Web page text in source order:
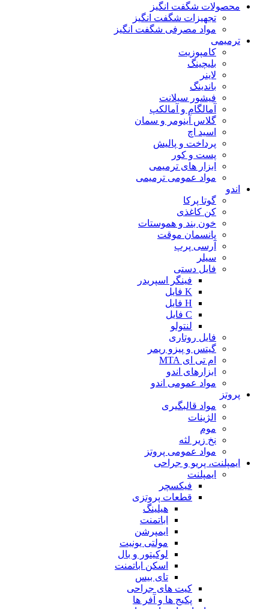
محصولات شگفت انگیز
تجهیزات شگفت انگیز
مواد مصرفی شگفت انگیز
ترمیمی
کامپوزیت
بلیچینگ
لاینر
باندینگ
فیشور سیلانت
آمالگام و آمالکپ
گلاس آینومر و سمان
اسید اچ
پرداخت و پالیش
پست و کور
ابزار های ترمیمی
مواد عمومی ترمیمی
اندو
گوتا پرکا
کن کاغذی
خون بند و هموستات
پانسمان موقت
آرسی پرپ
سیلر
فایل دستی
فینگر اسپریدر
K فایل
H فایل
C فایل
لنتولو
فایل روتاری
گیتس و پیزو ریمر
ام تی ای MTA
ابزارهای اندو
مواد عمومی اندو
پروتز
مواد قالبگیری
الژینات
موم
نخ زیر لثه
مواد عمومی پروتز
ایمپلنت، پریو و جراحی
ایمپلنت
فیکسچر
قطعات پروتزی
هیلینگ
اباتمنت
ایمپرشن
مولتی یونیت
لوکیتور و بال
اسکن اباتمنت
تای بیس
کیت های جراحی
پکیج ها و آفر ها